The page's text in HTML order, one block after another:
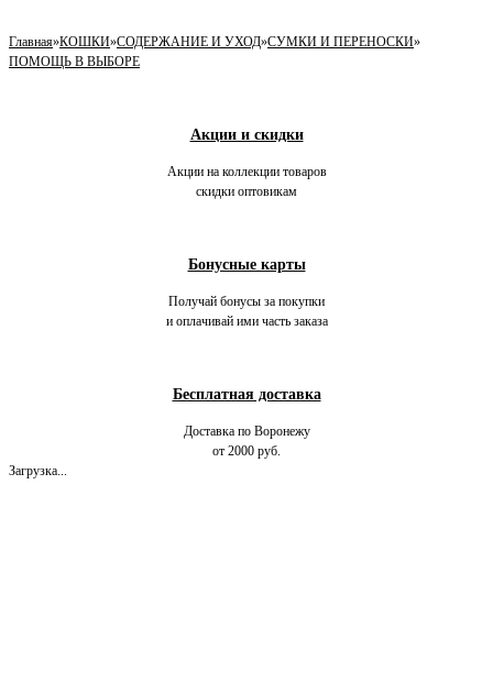
Главная»КОШКИ»СОДЕРЖАНИЕ И УХОД»СУМКИ И ПЕРЕНОСКИ»
ПОМОЩЬ В ВЫБОРЕ
Акции и скидки
Акции на коллекции товаров
скидки оптовикам
Бонусные карты
Получай бонусы за покупки
и оплачивай ими часть заказа
Бесплатная доставка
Доставка по Воронежу
от 2000 руб.
Загрузка...